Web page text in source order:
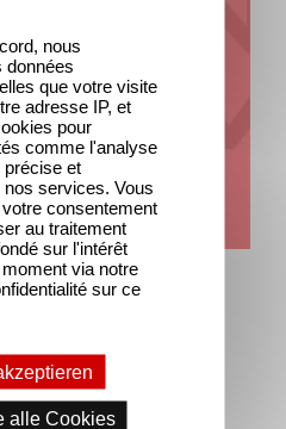
nous
données
que votre visite
adresse IP, et
pour
comme l'analyse
précise et
nos services. Vous
consentement
au traitement
sur l'intérêt
via notre
sur ce
alle Cookies